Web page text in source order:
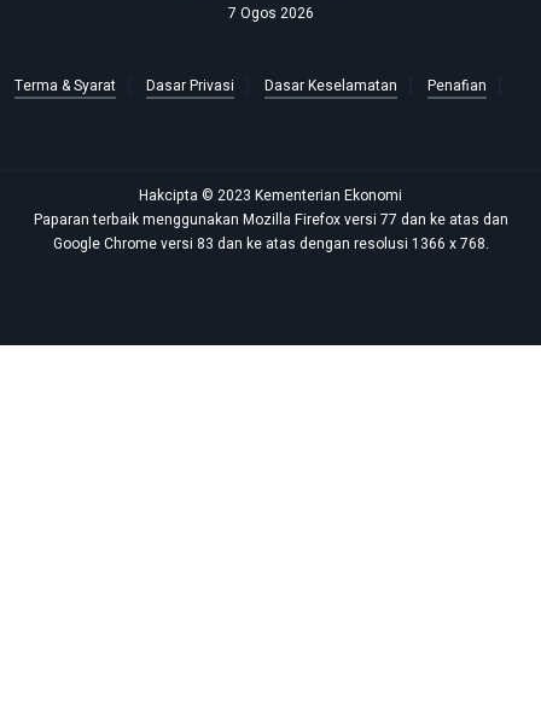
7 Ogos 2026
Terma & Syarat Dasar Privasi Dasar Keselamatan Penafian
Hakcipta © 2023 Kementerian Ekonomi
Paparan terbaik menggunakan Mozilla Firefox versi 77 dan ke atas dan
Google Chrome versi 83 dan ke atas dengan resolusi 1366 x 768.